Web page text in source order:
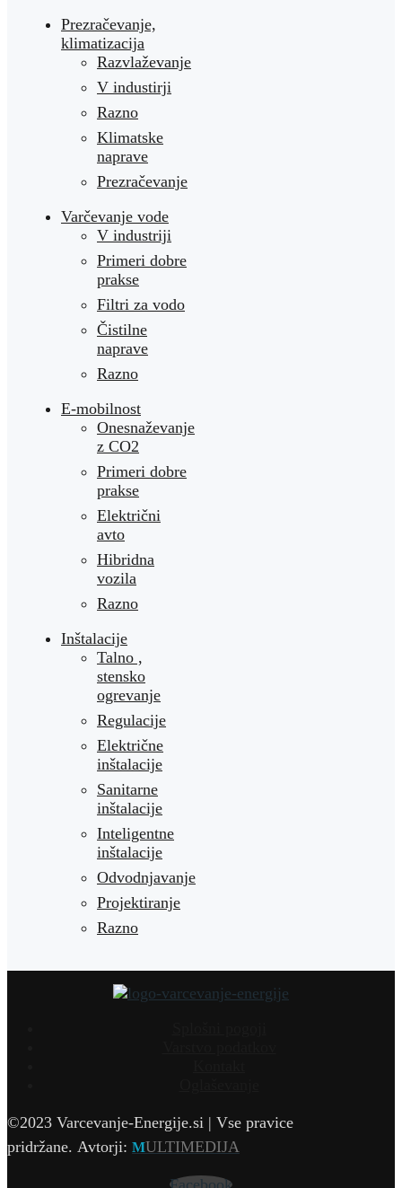
Prezračevanje,
klimatizacija
Razvlaževanje
V industirji
Razno
Klimatske
naprave
Prezračevanje
Varčevanje vode
V industriji
Primeri dobre
prakse
Filtri za vodo
Čistilne
naprave
Razno
E-mobilnost
Onesnaževanje
z CO2
Primeri dobre
prakse
Električni
avto
Hibridna
vozila
Razno
Inštalacije
Talno ,
stensko
ogrevanje
Regulacije
Električne
inštalacije
Sanitarne
inštalacije
Inteligentne
inštalacije
Odvodnjavanje
Projektiranje
Razno
©2023 Varcevanje-Energije.si | Vse pravice
pridržane. Avtorji: MULTIMEDIJA